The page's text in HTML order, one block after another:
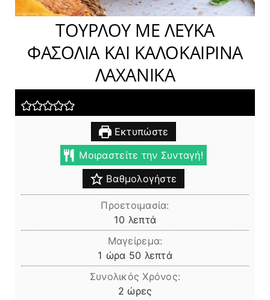
ΤΟΥΡΛΟΥ ΜΕ ΛΕΥΚΑ
ΦΑΣΟΛΙΑ ΚΑΙ ΚΑΛΟΚΑΙΡΙΝΑ
ΛΑΧΑΝΙΚΑ
Εκτυπώστε
Μοιραστείτε την Συνταγή!
Βαθμολογήστε
Προετοιμασία:
10 λεπτά
λεπτά
Μαγείρεμα:
1 ώρα
ώρα 50 λεπτά
λεπτά
Συνολικός Χρόνος:
2ώρες
ώρες